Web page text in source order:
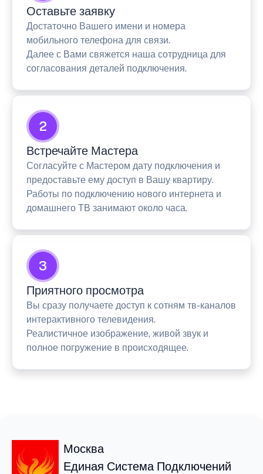
Оставьте заявку
Достаточно Вашего имени и номера
мобильного телефона для связи.
Далее с Вами свяжется наша сотрудница для
согласования деталей подключения.
2
Встречайте Мастера
Согласуйте с Мастером дату подключения и
предоставьте ему доступ в Вашу квартиру.
Работы по подключению нового интернета и
домашнего ТВ занимают около часа.
3
Приятного просмотра
Вы сразу получаете доступ к сотням тв-каналов
интерактивного телевидения.
Реалистичное изображение, живой звук и
полное погружение в происходящее.
Москва
Единая Система Подключений